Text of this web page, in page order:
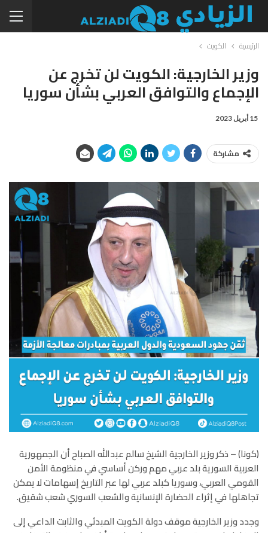
الرئيسية الكويت
وزير الخارجية: الكويت لن تخرج عن
الإجماع والتوافق العربي بشأن سوريا
15 أبريل 2023
مشاركة
(كونا) – ذكر وزير الخارجية الشيخ سالم عبدالله الصباح أن الجمهورية
العربية السورية بلد عربي مهم وركن أساسي في منظومة الأمن
القومي العربي، وسوريا كبلد عربي لها عبر التاريخ إسهامات لا يمكن
تجاهلها في إثراء الحضارة الإنسانية والشعب السوري شعب شقيق.
وجدد وزير الخارجية موقف دولة الكويت المبدئي والثابت الداعي إلى